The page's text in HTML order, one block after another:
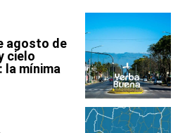
agosto de
cielo
la mínima